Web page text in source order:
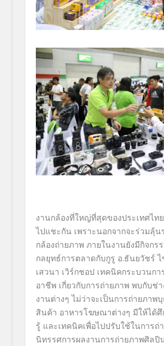
งานกล้องที่ใหญ่ที่สุดของประเทศไท
ไปแชะกัน เพราะนอกจากจะร่วมลุ้
กล้องถ่ายภาพ ภายในงานยังมีกิจกร
กลยุทธ์การตลาดกับกูรู อ.ธันยวัชร์
เสวนา เวิร์กชอป เทคนิคกระบวนก
อาชีพ เกี่ยวกับการถ่ายภาพ พบกับช่
งานต่างๆ ไม่ว่าจะเป็นการถ่ายภาพ
สินค้า อาหารโฆษณาต่างๆ มีให้ได้ศึ
รู้ และเทคนิคเพื่อไปปรับใช้ในการถ่
นิทรรศการผลงานการถ่ายภาพศิลปิ